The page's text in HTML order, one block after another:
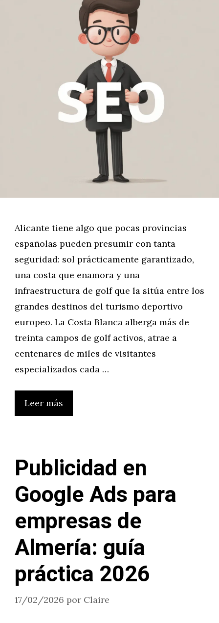
Alicante tiene algo que pocas provincias
españolas pueden presumir con tanta
seguridad: sol prácticamente garantizado,
una costa que enamora y una
infraestructura de golf que la sitúa entre los
grandes destinos del turismo deportivo
europeo. La Costa Blanca alberga más de
treinta campos de golf activos, atrae a
centenares de miles de visitantes
especializados cada …
Leer más
Publicidad en
Google Ads para
empresas de
Almería: guía
práctica 2026
17/02/2026 por Claire